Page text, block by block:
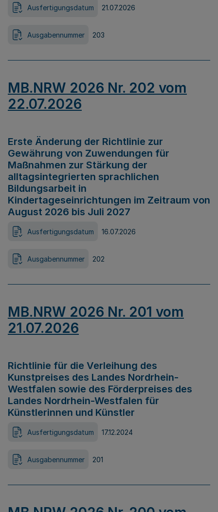
Ausfertigungsdatum 21.07.2026
Ausgabennummer 203
MB.NRW 2026 Nr. 202 vom
22.07.2026
Erste Änderung der Richtlinie zur
Gewährung von Zuwendungen für
Maßnahmen zur Stärkung der
alltagsintegrierten sprachlichen
Bildungsarbeit in
Kindertageseinrichtungen im Zeitraum von
August 2026 bis Juli 2027
Ausfertigungsdatum 16.07.2026
Ausgabennummer 202
MB.NRW 2026 Nr. 201 vom
21.07.2026
Richtlinie für die Verleihung des
Kunstpreises des Landes Nordrhein-
Westfalen sowie des Förderpreises des
Landes Nordrhein-Westfalen für
Künstlerinnen und Künstler
Ausfertigungsdatum 17.12.2024
Ausgabennummer 201